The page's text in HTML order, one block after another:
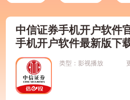
中信证券手机开户软件
手机开户软件最新版下
类型：影视播放